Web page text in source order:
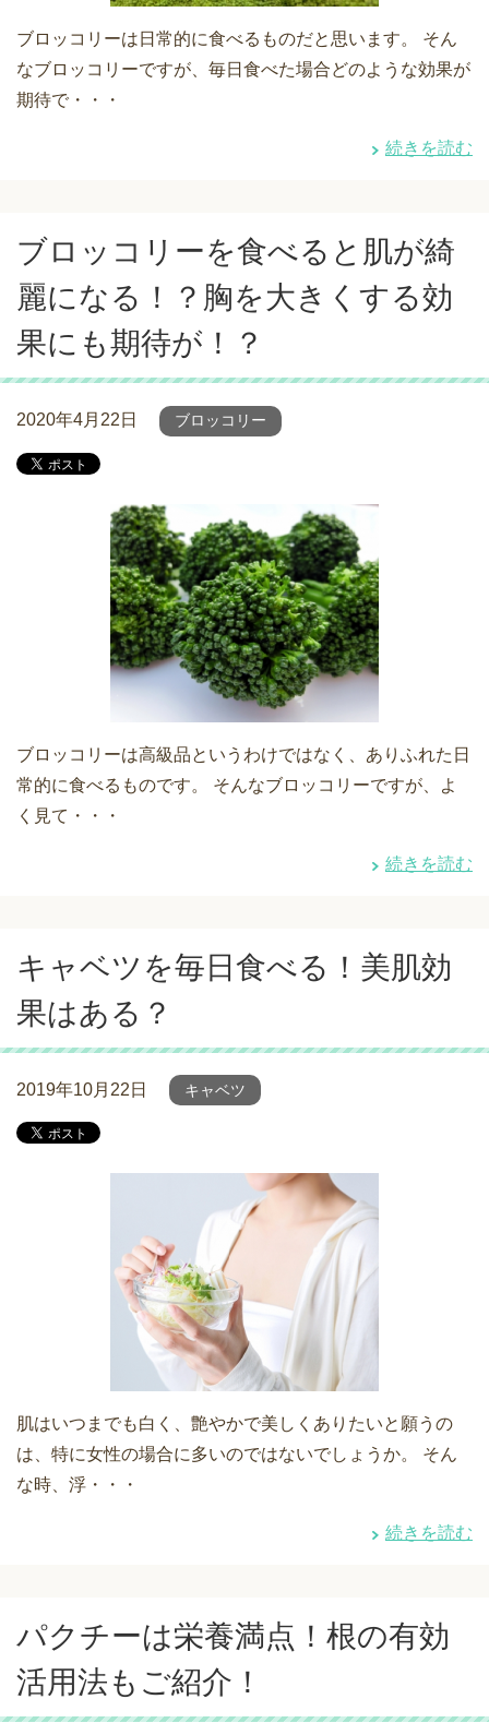
ブロッコリーは日常的に食べるものだと思います。 そん
なブロッコリーですが、毎日食べた場合どのような効果が
期待で・・・
続きを読む
ブロッコリーを食べると肌が綺
麗になる！？胸を大きくする効
果にも期待が！？
2020年4月22日 ブロッコリー
ブロッコリーは高級品というわけではなく、ありふれた日
常的に食べるものです。 そんなブロッコリーですが、よ
く見て・・・
続きを読む
キャベツを毎日食べる！美肌効
果はある？
2019年10月22日 キャベツ
肌はいつまでも白く、艶やかで美しくありたいと願うの
は、特に女性の場合に多いのではないでしょうか。 そん
な時、浮・・・
続きを読む
パクチーは栄養満点！根の有効
活用法もご紹介！